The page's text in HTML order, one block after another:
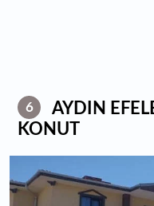
6
AYDIN
KONUT